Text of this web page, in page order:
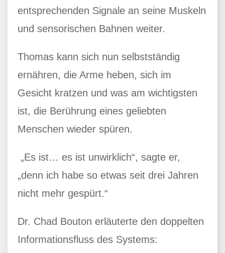
entsprechenden Signale an seine Muskeln
und sensorischen Bahnen weiter.
Thomas kann sich nun selbstständig
ernähren, die Arme heben, sich im
Gesicht kratzen und was am wichtigsten
ist, die Berührung eines geliebten
Menschen wieder spüren.
„Es ist… es ist unwirklich“, sagte er,
„denn ich habe so etwas seit drei Jahren
nicht mehr gespürt.“
Dr. Chad Bouton erläuterte den doppelten
Informationsfluss des Systems: